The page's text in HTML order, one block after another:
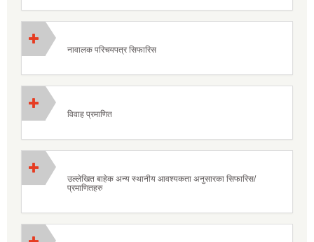
नावालक परिचयपत्र सिफारिस
विवाह प्रमाणित
उल्लेखित बाहेक अन्य स्थानीय आवश्यकता अनुसारका सिफारिस/
प्रमाणितहरु